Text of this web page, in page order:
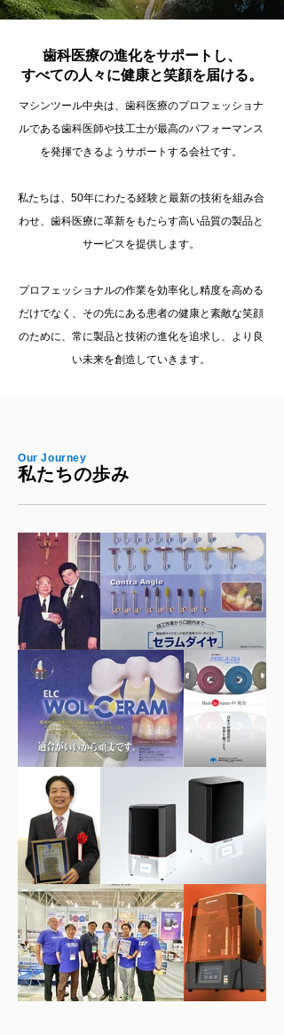
歯科医療の進化をサポートし、
すべての人々に健康と笑顔を届ける。
​マシンツール中央は、歯科医療のプロフェッショナ
ルである歯科医師や技工士が最高のパフォーマンス
を発揮できるようサポートする会社です。
私たちは、50年にわたる経験と最新の技術を組み合
わせ、歯科医療に革新をもたらす高い品質の製品と
サービスを提供します。
プロフェッショナルの作業を効率化し精度を高める
だけでなく、その先にある患者の健康と素敵な笑顔
のために、常に製品と技術の進化を追求し、より良
い未来を創造していきます。
Our Journey
私たちの歩み